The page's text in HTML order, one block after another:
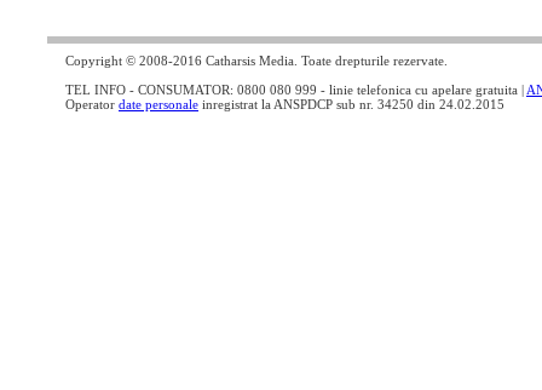
Copyright © 2008-2016 Catharsis Media. Toate drepturile rezervate.
TEL INFO - CONSUMATOR: 0800 080 999 - linie telefonica cu apelare gratuita |
Operator date personale inregistrat la ANSPDCP sub nr. 34250 din 24.02.2015